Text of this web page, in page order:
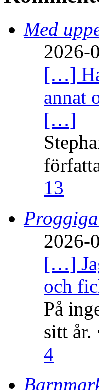
Med
2026-
[…]
annat
[…]
13
2026-
[…]
och
På
sitt år.
4